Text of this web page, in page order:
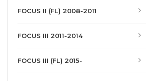
FOCUS II (FL) 2008-2011
FOCUS III 2011-2014
FOCUS III (FL) 2015-